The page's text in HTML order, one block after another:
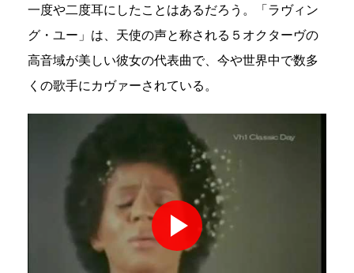
一度や二度耳にしたことはあるだろう。「ラヴィン
グ・ユー」は、天使の声と称される５オクターヴの
高音域が美しい彼女の代表曲で、今や世界中で数多
くの歌手にカヴァーされている。